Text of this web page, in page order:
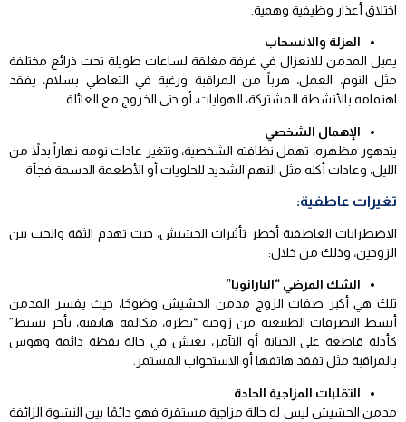
اختلاق أعذار وظيفية وهمية.
العزلة والانسحاب
يميل المدمن للانعزال في غرفة مغلقة لساعات طويلة تحت ذرائع مختلفة
مثل النوم، العمل، هرباً من المراقبة ورغبة في التعاطي بسلام، يفقد
اهتمامه بالأنشطة المشتركة، الهوايات، أو حتى الخروج مع العائلة.
الإهمال الشخصي
يتدهور مظهره، تهمل نظافته الشخصية، وتتغير عادات نومه نهاراً بدلاً من
الليل، وعادات أكله مثل النهم الشديد للحلويات أو الأطعمة الدسمة فجأة.
تغيرات عاطفية:
الاضطرابات العاطفية أخطر تأثيرات الحشيش، حيث تهدم الثقة والحب بين
الزوجين، وذلك من خلال:
الشك المرضي “البارانويا”
تلك هي أكبر صفات الزوج مدمن الحشيش وضوحًا، حيث يفسر المدمن
أبسط التصرفات الطبيعية من زوجته “نظرة، مكالمة هاتفية، تأخر بسيط”
كأدلة قاطعة على الخيانة أو التآمر، يعيش في حالة يقظة دائمة وهوس
بالمراقبة مثل تفقد هاتفها أو الاستجواب المستمر.
التقلبات المزاجية الحادة
مدمن الحشيش ليس له حالة مزاجية مستقرة فهو دائمًا بين النشوة الزائفة